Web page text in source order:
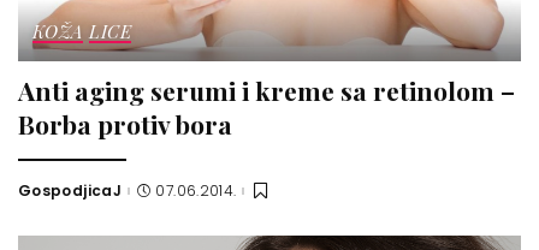
KOŽA LICE
Anti aging serumi i kreme sa retinolom –
Borba protiv bora
Posted
GospodjicaJ 07.06.2014.